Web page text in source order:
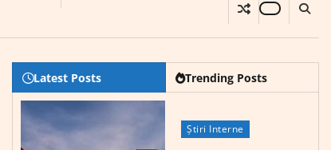
Latest Posts Trending Posts
Știri Interne